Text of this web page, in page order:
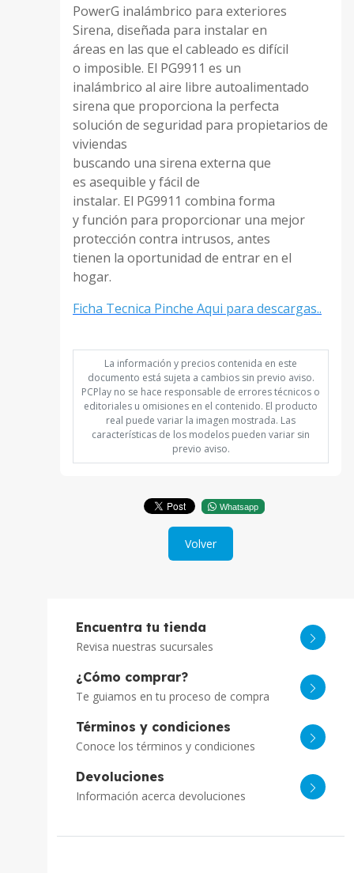
PowerG inalámbrico para exteriores
Sirena, diseñada para instalar en
áreas en las que el cableado es difícil
o imposible. El PG9911 es un
inalámbrico al aire libre autoalimentado
sirena que proporciona la perfecta
solución de seguridad para propietarios de
viviendas
buscando una sirena externa que
es asequible y fácil de
instalar. El PG9911 combina forma
y función para proporcionar una mejor
protección contra intrusos, antes
tienen la oportunidad de entrar en el
hogar.
Ficha Tecnica Pinche Aqui para descargas..
La información y precios contenida en este
documento está sujeta a cambios sin previo aviso.
PCPlay no se hace responsable de errores técnicos o
editoriales u omisiones en el contenido. El producto
real puede variar la imagen mostrada. Las
características de los modelos pueden variar sin
previo aviso.
Whatsapp
Volver
Encuentra tu tienda
Revisa nuestras sucursales
¿Cómo comprar?
Te guiamos en tu proceso de compra
Términos y condiciones
Conoce los términos y condiciones
Devoluciones
Información acerca devoluciones